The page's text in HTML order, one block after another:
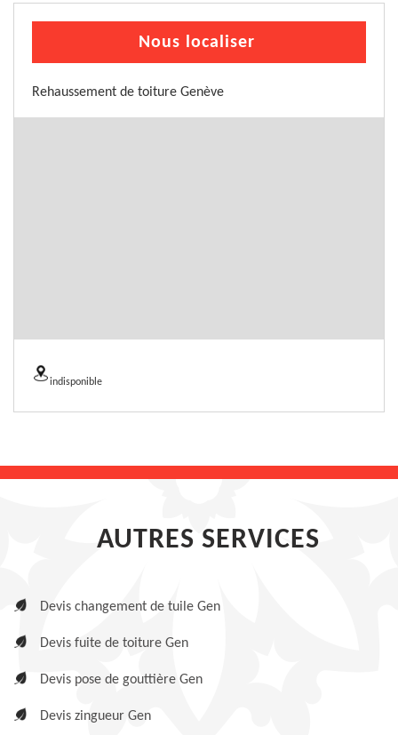
Nous localiser
Rehaussement de toiture Genève
indisponible
AUTRES SERVICES
Devis changement de tuile Gen
Devis fuite de toiture Gen
Devis pose de gouttière Gen
Devis zingueur Gen